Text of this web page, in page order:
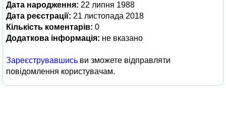
Дата народження: 22 липня 1988
Дата реєстрації: 21 листопада 2018
Кількість коментарів: 0
Додаткова інформація: не вказано
Зареєструвавшись ви зможете відправляти
повідомлення користувачам.